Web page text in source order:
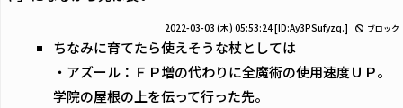
2022-03-03 (木) 05:53:24[ID:Ay3PSufyzq.] ブロック
ちなみに育てたら使えそうな杖としては
・アズール：ＦＰ増の代わりに全魔術の使用速度ＵＰ。
学院の屋根の上を伝って行った先。